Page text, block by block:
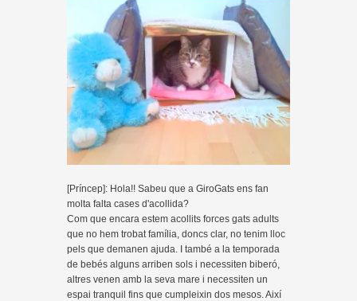
[Príncep]: Hola!! Sabeu que a GiroGats ens fan
molta falta cases d'acollida?
Com que encara estem acollits forces gats adults
que no hem trobat família, doncs clar, no tenim lloc
pels que demanen ajuda. I també a la temporada
de bebés alguns arriben sols i necessiten biberó,
altres venen amb la seva mare i necessiten un
espai tranquil fins que cumpleixin dos mesos. Així